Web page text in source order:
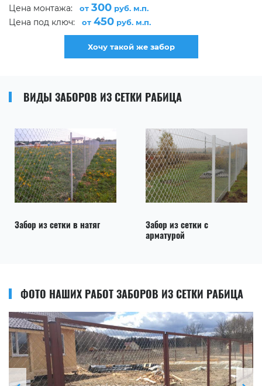
Цена монтажа: от 300 руб. м.п.
Цена под ключ: от 450 руб. м.п.
Хочу такой же забор
ВИДЫ ЗАБОРОВ ИЗ СЕТКИ РАБИЦА
Забор из сетки в натяг
Забор из сетки с
арматурой
ФОТО НАШИХ РАБОТ ЗАБОРОВ ИЗ СЕТКИ РАБИЦА